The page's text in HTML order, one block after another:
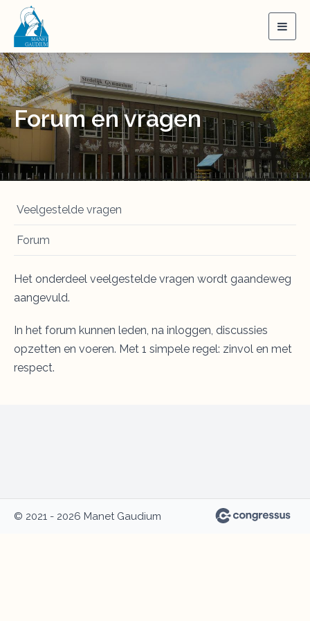
Forum en vragen
Veelgestelde vragen
Forum
Het onderdeel veelgestelde vragen wordt gaandeweg
aangevuld.
In het forum kunnen leden, na inloggen, discussies
opzetten en voeren. Met 1 simpele regel: zinvol en met
respect.
© 2021 - 2026 Manet Gaudium